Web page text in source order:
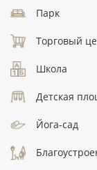
Парк
Торговый
Школа
Детская
Йога-сад